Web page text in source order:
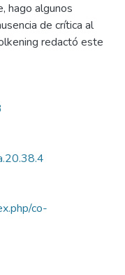
hago algunos
de crítica al
redactó este
co-